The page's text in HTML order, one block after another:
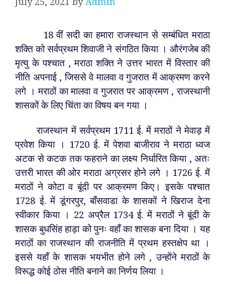
18 वीं सदी का हमारा राजस्थान से सम्बंधित मराठा
शक्ति को सर्वप्रथम शिवाजी ने संगठित किया । औरंगजेब की
मृत्यु के पश्चात , मराठा शक्ति ने उत्तर भारत में विस्तार की
नीति अपनाई , जिससे वे मालवा व गुजरात में आक्रमण करने
लगे । मराठों का मालवा व गुजरात पर आक्रमण , राजस्थानी
शासकों के लिए चिंता का विषय बन गया ।
राजस्थान में सर्वप्रथम 1711 ई. में मराठों ने मेवाड़ में
प्रवेश किया । 1720 ई. में पेशवा बाजीराव ने मराठा ध्वज
अटक से कटक तक फहराने का लक्ष्य निर्धारित किया , अतः
उत्तरी भारत की ओर मराठा अग्रसर होने लगे । 1726 ई. में
मराठों ने कोटा व बूंदी पर आक्रमण किए। इसके पश्चात
1728 ई. में डूंगरपुर, बाँसवाडा के शासकों ने खिराज देना
स्वीकार किया । 22 अप्रैल 1734 ई. में मराठों ने बूंदी के
शासक बुधसिंह हाड़ा को पुनः वहाँ का शासक बना दिया । यह
मराठों का राजस्थान की राजनीति में प्रथम हस्तक्षेप था ।
इससे यहाँ के शासक भयभीत होने लगे , उन्होंने मराठों के
विरूद्ध कोई ठोस नीति बनाने का निर्णय लिया ।